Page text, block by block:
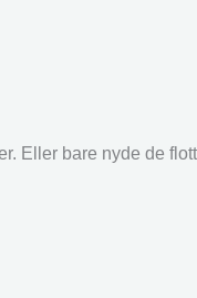
Eller bare nyde de